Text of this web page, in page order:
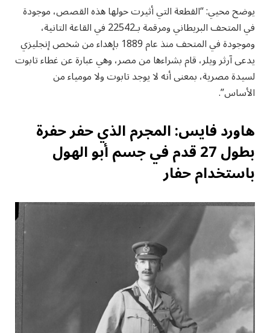
يوضح محيي: “القطعة التي أثيرت حولها هذه القصص، موجودة
في المتحف البريطاني ومرقمة بـ22542 في القاعة التانية،
وموجودة في المتحف منذ عام 1889 بإهداء من شخص إنجليزي
يدعى آرثر ويلر، قام بشراءها من مصر، وهي عبارة عن غطاء تابوت
لسيدة مصرية، بمعنى أنه لا يوجد تابوت ولا مومياء من
الأساس”.
هاورد فايس: المجرم الذي حفر حفرة
بطول 27 قدم في جسم أبو الهول
باستخدام حفار